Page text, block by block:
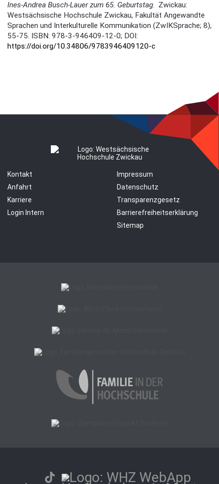
Ines-Andrea Busch-Lauer zum 65. Geburtstag. Zwickau:
Westsächsische Hochschule Zwickau, Fakultät Angewandte
Sprachen und Interkulturelle Kommunikation (ZwIKSprache; 8),
55-75. ISBN: 978-3-946409-12-0; DOI:
https://doi.org/10.34806/9783946409120-c
Kontakt
Anfahrt
Karriere
Login Intern
Impressum
Datenschutz
Transparenzgesetz
Barrierefreiheitserklärung
Sitemap